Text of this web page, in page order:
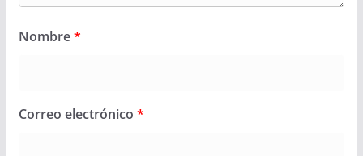
Nombre*
Correo electrónico *